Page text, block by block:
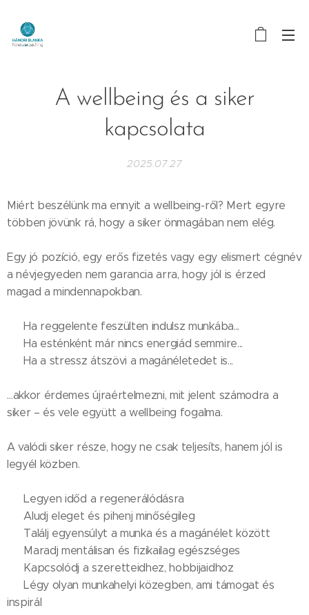
A wellbeing és a siker
kapcsolata
2025.07.27
Miért beszélünk ma ennyit a wellbeing-ről? Mert egyre
többen jövünk rá, hogy a siker önmagában nem elég.
Egy jó pozíció, egy erős fizetés vagy egy elismert cégnév
a névjegyeden nem garancia arra, hogy jól is érzed
magad a mindennapokban.
❌ Ha reggelente feszülten indulsz munkába...
❌ Ha esténként már nincs energiád semmire...
❌ Ha a stressz átszövi a magánéletedet is...
…akkor érdemes újraértelmezni, mit jelent számodra a
siker – és vele együtt a wellbeing fogalma.
A valódi siker része, hogy ne csak teljesíts, hanem jól is
legyél közben.
✔️ Legyen időd a regenerálódásra
✔️ Aludj eleget és pihenj minőségileg
✔️ Találj egyensúlyt a munka és a magánélet között
✔️ Maradj mentálisan és fizikailag egészséges
✔️ Kapcsolódj a szeretteidhez, hobbijaidhoz
✔️ Légy olyan munkahelyi közegben, ami támogat és
inspirál